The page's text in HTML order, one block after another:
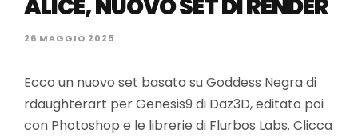
ALICE, NUOVO SET DI RENDER
26 MAGGIO 2025
Ecco un nuovo set basato su Goddess Negra di
rdaughterart per Genesis9 di Daz3D, editato poi
con Photoshop e le librerie di Flurbos Labs. Clicca